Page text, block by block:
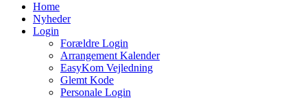
Home
Nyheder
Login
Forældre Login
Arrangement Kalender
EasyKom Vejledning
Glemt Kode
Personale Login